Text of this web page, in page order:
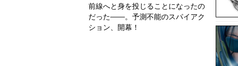
前線へと身を投じることになったの
だった――。予測不能のスパイアク
ション、開幕！